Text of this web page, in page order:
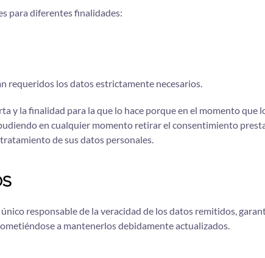
para diferentes finalidades:
requeridos los datos estrictamente necesarios.
y la finalidad para la que lo hace porque en el momento que
en cualquier momento retirar el consentimiento
de sus datos personales.
responsable de la veracidad de los datos remitidos,
a mantenerlos debidamente actualizados.